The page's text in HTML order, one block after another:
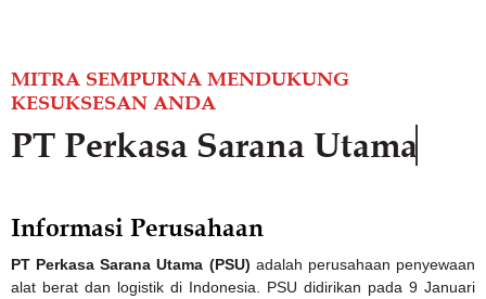
MITRA SEMPURNA MENDUKUNG
KESUKSESAN ANDA
PT Perkasa Sarana Utama
Informasi Perusahaan
PT Perkasa Sarana Utama (PSU) adalah perusahaan penyewaan
alat berat dan logistik di Indonesia. PSU didirikan pada 9 Januari